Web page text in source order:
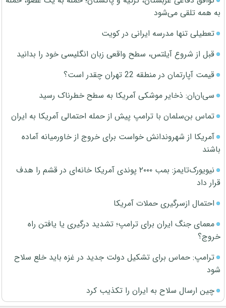
به همه تلقی می‌شود
تعطیلی تنها مدرسه ایرانی در کویت
قبل از شروع آیلتس، سطح واقعی زبان انگلیسی خود را بدانید
قیمت آپارتمان در منطقه 22 تهران چقدر است؟
سی‌ان‌ان: ذخایر موشکی آمریکا به سطح خطرناک رسید
تماس بن‌سلمان با ترامپ پیش از حمله احتمالی آمریکا به ایران
آمریکا از شهروندانش خواست برای خروج از خاورمیانه آماده
باشند
نیویورک‌تایمز: بمب ۲۰۰۰ پوندی آمریکا خانه‌ای در قشم را هدف
قرار داد
احتمال ازسرگیری حملات آمریکا
معمای جنگ ایران برای ترامپ؛ تشدید درگیری یا یافتن راه
خروج؟
ترامپ: حماس برای تشکیل دولت جدید در غزه باید خلع سلاح
شود
چین ارسال سلاح به ایران را تکذیب کرد